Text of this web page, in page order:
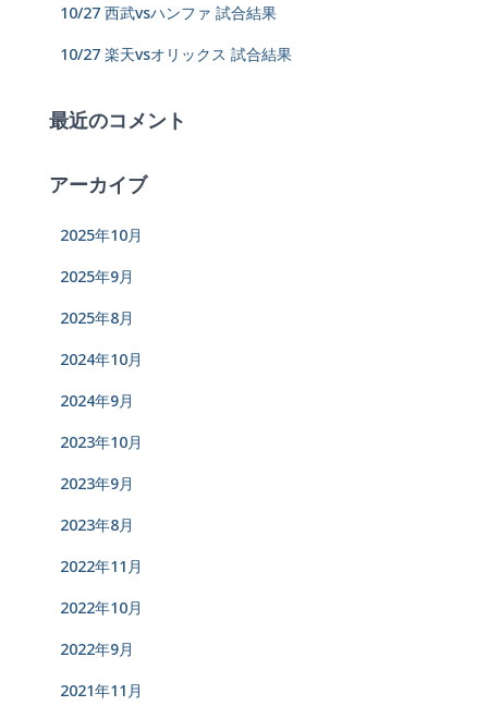
10/27 西武vsハンファ 試合結果
10/27 楽天vsオリックス 試合結果
最近のコメント
アーカイブ
2025年10月
2025年9月
2025年8月
2024年10月
2024年9月
2023年10月
2023年9月
2023年8月
2022年11月
2022年10月
2022年9月
2021年11月